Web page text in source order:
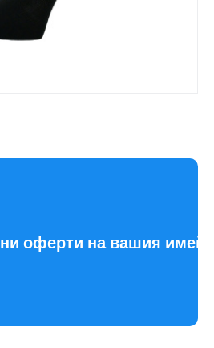
оферти на вашия